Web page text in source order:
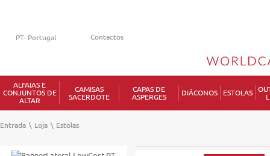
Contactos
ALFAIAS E
CONJUNTOS DE
ALTAR
CAMISAS
SACERDOTE
CAPAS DE
ASPERGES
DIÁCONOS ESTOLAS
Entrada \ Loja \ Estolas